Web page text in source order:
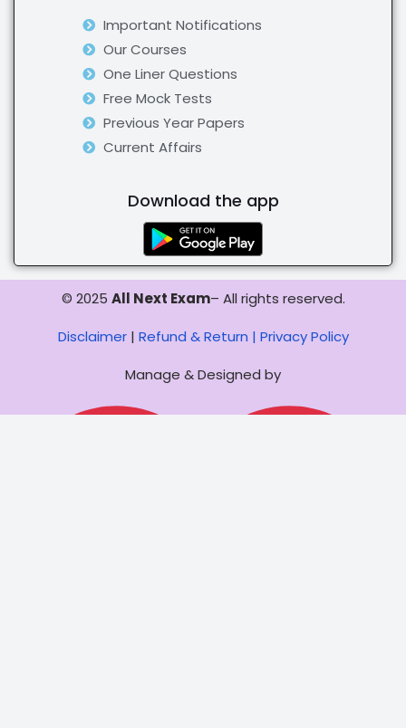
Important Notifications
Our Courses
One Liner Questions
Free Mock Tests
Previous Year Papers
Current Affairs
Download the app
© 2025 All Next Exam– All rights reserved.
Disclaimer| Refund & Return | Privacy Policy
Manage & Designed by